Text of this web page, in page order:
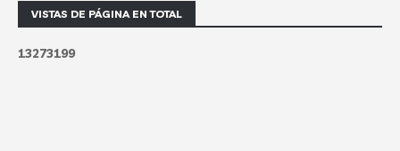
VISTAS DE PÁGINA EN TOTAL
13273199